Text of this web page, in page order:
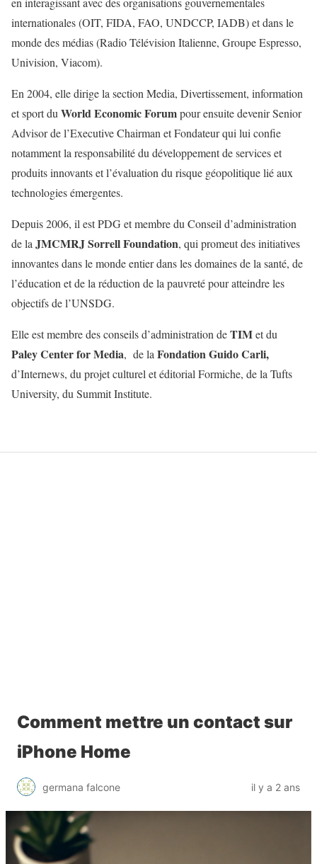
internationales (OIT, FIDA, FAO, UNDCCP, IADB) et dans le
monde des médias (Radio Télévision Italienne, Groupe Espresso,
Univision, Viacom).
En 2004, elle dirige la section Media, Divertissement, information
et sport duWorld Economic Forumpour ensuite devenir Senior
Advisor de l’Executive Chairman et Fondateur qui lui confie
notamment la responsabilité du développement de services et
produits innovants et l’évaluation du risque géopolitique lié aux
technologies émergentes.
Depuis 2006, il est PDG et membre du Conseil d’administration
de laJMCMRJ Sorrell Foundation, qui promeut des initiatives
innovantes dans le monde entier dans les domaines de la santé, de
l’éducation et de la réduction de la pauvreté pour atteindre les
objectifs de l’UNSDG.
Elle est membre des conseils d’administration deTIMet du
Paley Center for Media, de laFondation Guido Carli,
d’Internews, du projet culturel et éditorial Formiche, de la Tufts
University, du Summit Institute.